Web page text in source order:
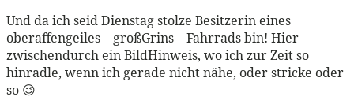
Und da ich seid Dienstag stolze Besitzerin eines
oberaffengeiles – großGrins – Fahrrads bin! Hier
zwischendurch ein BildHinweis, wo ich zur Zeit so
hinradle, wenn ich gerade nicht nähe, oder stricke oder
so 😉